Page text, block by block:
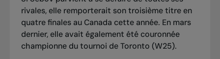
rivales, elle remporterait son troisième titre en
quatre finales au Canada cette année. En mars
dernier, elle avait également été couronnée
championne du tournoi de Toronto (W25).